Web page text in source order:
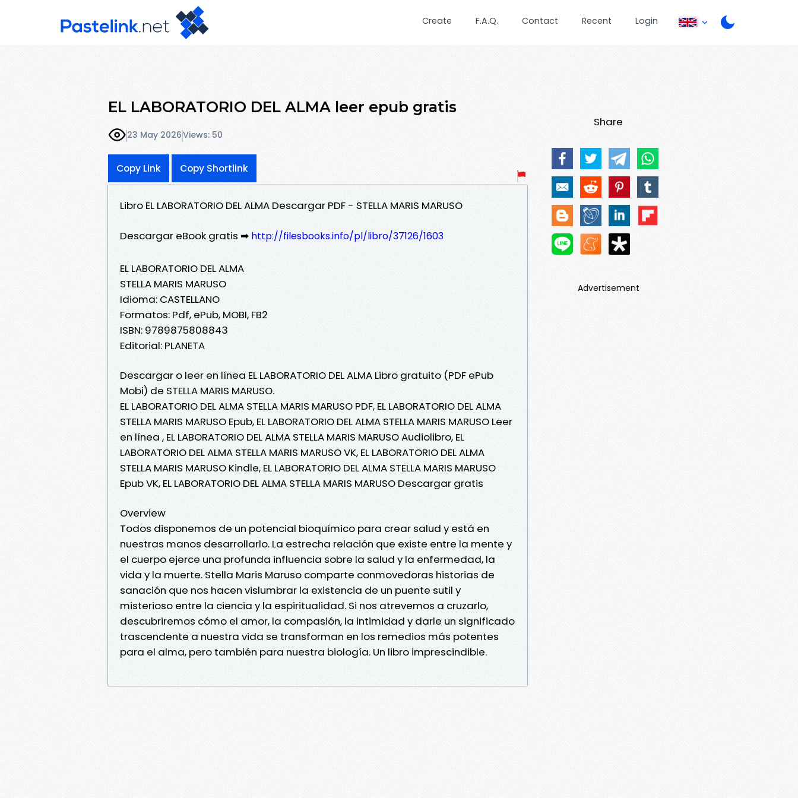
Create F.A.Q. Contact Recent Login
EL LABORATORIO DEL ALMA leer epub gratis
23 May 2026Views: 50
Copy Link Copy Shortlink
Libro EL LABORATORIO DEL ALMA Descargar PDF - STELLA MARIS MARUSO
Descargar eBook gratis ➡ http://filesbooks.info/pl/libro/37126/1603
EL LABORATORIO DEL ALMA
STELLA MARIS MARUSO
Idioma: CASTELLANO
Formatos: Pdf, ePub, MOBI, FB2
ISBN: 9789875808843
Editorial: PLANETA
Descargar o leer en línea EL LABORATORIO DEL ALMA Libro gratuito (PDF ePub
Mobi) de STELLA MARIS MARUSO.
EL LABORATORIO DEL ALMA STELLA MARIS MARUSO PDF, EL LABORATORIO DEL ALMA
STELLA MARIS MARUSO Epub, EL LABORATORIO DEL ALMA STELLA MARIS MARUSO Leer
en línea , EL LABORATORIO DEL ALMA STELLA MARIS MARUSO Audiolibro, EL
LABORATORIO DEL ALMA STELLA MARIS MARUSO VK, EL LABORATORIO DEL ALMA
STELLA MARIS MARUSO Kindle, EL LABORATORIO DEL ALMA STELLA MARIS MARUSO
Epub VK, EL LABORATORIO DEL ALMA STELLA MARIS MARUSO Descargar gratis
Overview
Todos disponemos de un potencial bioquímico para crear salud y está en
nuestras manos desarrollarlo. La estrecha relación que existe entre la mente y
el cuerpo ejerce una profunda influencia sobre la salud y la enfermedad, la
vida y la muerte. Stella Maris Maruso comparte conmovedoras historias de
sanación que nos hacen vislumbrar la existencia de un puente sutil y
misterioso entre la ciencia y la espiritualidad. Si nos atrevemos a cruzarlo,
descubriremos cómo el amor, la compasión, la intimidad y darle un significado
trascendente a nuestra vida se transforman en los remedios más potentes
para el alma, pero también para nuestra biología. Un libro imprescindible.
Share
Advertisement